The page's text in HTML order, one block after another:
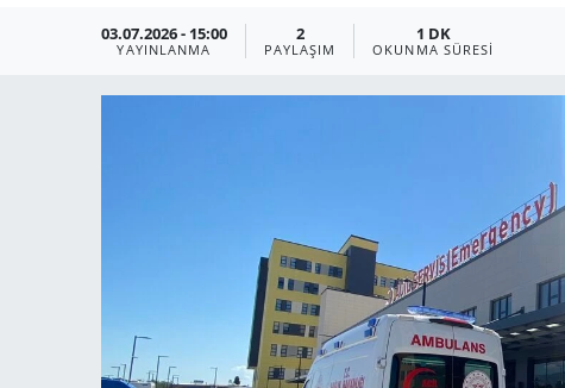
03.07.2026 - 15:00
YAYINLANMA
2
PAYLAŞIM
1 DK
OKUNMA SÜRESI